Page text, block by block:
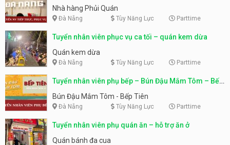
Nhà hàng Phủi Quán
Đà Nẵng Tùy Năng Lực Parttime
Tuyển nhân viên phục vụ ca tối – quán kem dừa
Quán kem dừa
Đà Nẵng Tùy Năng Lực Parttime
Tuyển nhân viên phụ bếp – Bún Đậu Mắm Tôm – Bếp
Tiên
Bún Đậu Mắm Tôm - Bếp Tiên
Đà Nẵng Tùy Năng Lực Parttime
Tuyển nhân viên phụ quán ăn – hỗ trợ ăn ở
Quán bánh đa cua